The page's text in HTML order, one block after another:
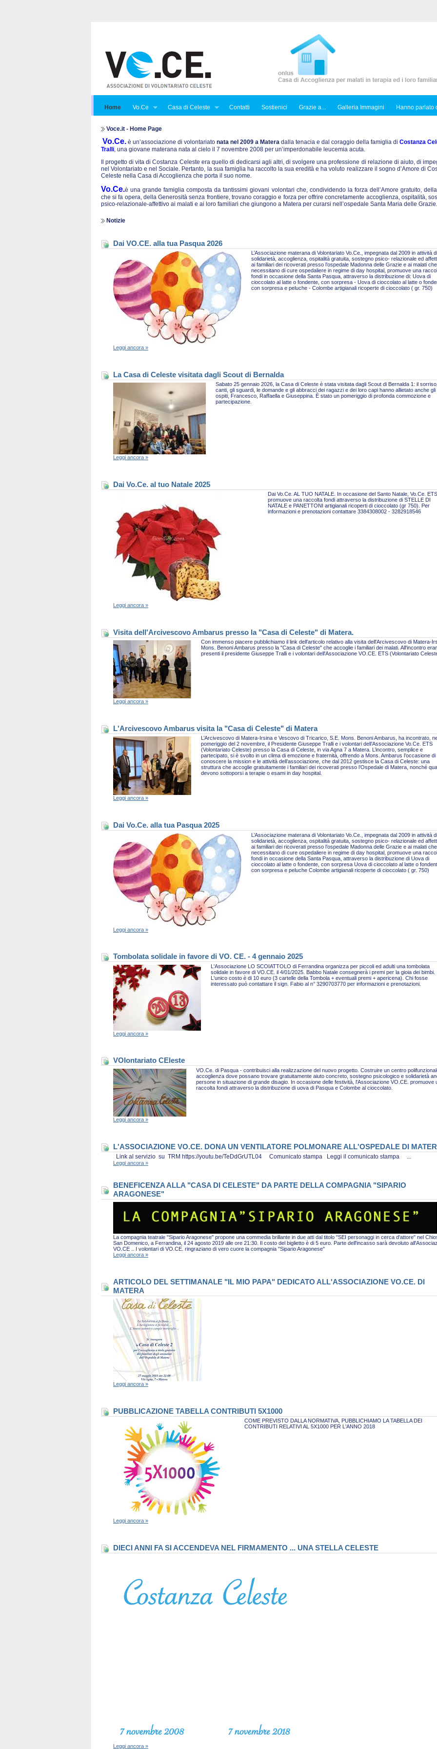
Home Vo.Ce Casa di Celeste Contatti Sostienici Grazie a... Galleria Immagini Hanno parlato
Voce.it - Home Page
Vo.Ce. è un’associazione di volontariato nata nel 2009 a Matera dalla tenacia e dal coraggio della famiglia di Costanza
Tralli, una giovane materana nata al cielo il 7 novembre 2008 per un’imperdonabile leucemia acuta.
Il progetto di vita di Costanza Celeste era quello di dedicarsi agli altri, di svolgere una professione di relazione di aiuto, di
nel Volontariato e nel Sociale. Pertanto, la sua famiglia ha raccolto la sua eredità e ha voluto realizzare il sogno d’Amore di
Celeste nella Casa di Accoglienza che porta il suo nome.
Vo.Ce.è una grande famiglia composta da tantissimi giovani volontari che, condividendo la forza dell’Amore gratuito,
che si fa opera, della Generosità senza frontiere, trovano coraggio e forza per offrire concretamente accoglienza, ospitalità,
psico-relazionale-affettivo ai malati e ai loro familiari che giungono a Matera per curarsi nell’ospedale Santa Maria delle Grazie.
Notizie
Dai VO.CE. alla tua Pasqua 2026
L’Associazione materana di Volontariato Vo.Ce., impegnata dal 2009 in attività di
solidarietà, accoglienza, ospitalità gratuita, sostegno psico- relazionale ed
ai familiari dei ricoverati presso l’ospedale Madonna delle Grazie e ai malati che
necessitano di cure ospedaliere in regime di day hospital, promuove una
fondi in occasione della Santa Pasqua, attraverso la distribuzione di: Uova di
cioccolato al latte o fondente, con sorpresa - Uova di cioccolato al latte o
con sorpresa e peluche - Colombe artigianali ricoperte di cioccolato ( gr. 750)
Leggi ancora »
La Casa di Celeste visitata dagli Scout di Bernalda
Sabato 25 gennaio 2026, la Casa di Celeste è stata visitata dagli Scout di Bernalda 1: il
canti, gli sguardi, le domande e gli abbracci dei ragazzi e dei loro capi hanno allietato anche gli
ospiti, Francesco, Raffaella e Giuseppina. È stato un pomeriggio di profonda commozione e
partecipazione.
Leggi ancora »
Dai Vo.Ce. al tuo Natale 2025
Dai Vo.Ce. AL TUO NATALE. In occasione del Santo Natale, Vo.Ce. ETS
promuove una raccolta fondi attraverso la distribuzione di STELLE DI
NATALE e PANETTONI artigianali ricoperti di cioccolato (gr 750). Per
informazioni e prenotazioni contattare 3384308002 - 3282918546
Leggi ancora »
Visita dell'Arcivescovo Ambarus presso la "Casa di Celeste" di Matera.
Con immenso piacere pubblichiamo il link dell'articolo relativo alla visita dell'Arcivescovo di Matera-
Mons. Benoni Ambarus presso la "Casa di Celeste" che accoglie i familiari dei malati. All'incontro
presenti il presidente Giuseppe Tralli e i volontari dell'Associazione VO.CE. ETS (Volontariato
Leggi ancora »
L'Arcivescovo Ambarus visita la "Casa di Celeste" di Matera
L’Arcivescovo di Matera-Irsina e Vescovo di Tricarico, S.E. Mons. Benoni Ambarus, ha incontrato,
pomeriggio del 2 novembre, il Presidente Giuseppe Tralli e i volontari dell’Associazione Vo.Ce. ETS
(Volontariato Celeste) presso la Casa di Celeste, in via Agna 7 a Matera. L’incontro, semplice e
partecipato, si è svolto in un clima di emozione e fraternità, offrendo a Mons. Ambarus l’occasione di
conoscere la mission e le attività dell’associazione, che dal 2012 gestisce la Casa di Celeste: una
struttura che accoglie gratuitamente i familiari dei ricoverati presso l’Ospedale di Matera, nonché
devono sottoporsi a terapie o esami in day hospital.
Leggi ancora »
Dai Vo.Ce. alla tua Pasqua 2025
L’Associazione materana di Volontariato Vo.Ce., impegnata dal 2009 in attività di
solidarietà, accoglienza, ospitalità gratuita, sostegno psico- relazionale ed
ai familiari dei ricoverati presso l’ospedale Madonna delle Grazie e ai malati che
necessitano di cure ospedaliere in regime di day hospital, promuove una
fondi in occasione della Santa Pasqua, attraverso la distribuzione di Uova di
cioccolato al latte o fondente, con sorpresa Uova di cioccolato al latte o
con sorpresa e peluche Colombe artigianali ricoperte di cioccolato ( gr. 750)
Leggi ancora »
Tombolata solidale in favore di VO. CE. - 4 gennaio 2025
L'Associazione LO SCOIATTOLO di Ferrandina organizza per piccoli ed adulti una tombolata
solidale in favore di VO.CE. il 4/01/2025. Babbo Natale consegnerà i premi per la gioia dei bimbi.
L'unico costo è di 10 euro (3 cartelle della Tombola + eventuali premi + apericena). Chi fosse
interessato può contattare il sign. Fabio al n° 3290703770 per informazioni e prenotazioni.
Leggi ancora »
VOlontariato CEleste
VO.Ce. di Pasqua - contribuisci alla realizzazione del nuovo progetto. Costruire un centro
accoglienza dove possano trovare gratuitamente aiuto concreto, sostegno psicologico e solidarietà
persone in situazione di grande disagio. In occasione delle festività, l'Associazione VO.CE. promuove
raccolta fondi attraverso la distribuzione di uova di Pasqua e Colombe al cioccolato.
Leggi ancora »
L'ASSOCIAZIONE VO.CE. DONA UN VENTILATORE POLMONARE ALL'OSPEDALE DI
Link al servizio su TRM https://youtu.be/TeDdGrUTL04 Comunicato stampa Leggi il comunicato stampa ...
Leggi ancora »
BENEFICENZA ALLA "CASA DI CELESTE" DA PARTE DELLA COMPAGNIA "SIPARIO
ARAGONESE"
La compagnia teatrale "Sipario Aragonese" propone una commedia brillante in due atti dal titolo "SEI personaggi in cerca d'attore" nel
San Domenico, a Ferrandina, il 24 agosto 2019 alle ore 21:30. Il costo del biglietto è di 5 euro. Parte dell'incasso sarà devoluto
VO.CE .. I volontari di VO.CE. ringraziano di vero cuore la compagnia "Sipario Aragonese"
Leggi ancora »
ARTICOLO DEL SETTIMANALE "IL MIO PAPA" DEDICATO ALL'ASSOCIAZIONE VO.CE. DI
MATERA
Leggi ancora »
PUBBLICAZIONE TABELLA CONTRIBUTI 5X1000
COME PREVISTO DALLA NORMATIVA, PUBBLICHIAMO LA TABELLA DEI
CONTRIBUTI RELATIVI AL 5X1000 PER L'ANNO 2018
Leggi ancora »
DIECI ANNI FA SI ACCENDEVA NEL FIRMAMENTO ... UNA STELLA CELESTE
Leggi ancora »